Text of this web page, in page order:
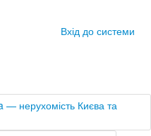
Вхід до системи